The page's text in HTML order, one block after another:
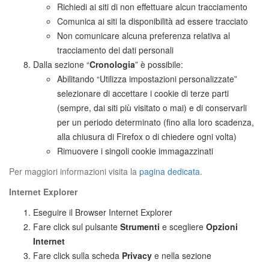
Richiedi ai siti di non effettuare alcun tracciamento
Comunica ai siti la disponibilità ad essere tracciato
Non comunicare alcuna preferenza relativa al
tracciamento dei dati personali
Dalla sezione “Cronologia” è possibile:
Abilitando “Utilizza impostazioni personalizzate”
selezionare di accettare i cookie di terze parti
(sempre, dai siti più visitato o mai) e di conservarli
per un periodo determinato (fino alla loro scadenza,
alla chiusura di Firefox o di chiedere ogni volta)
Rimuovere i singoli cookie immagazzinati
Per maggiori informazioni visita la pagina dedicata.
Internet Explorer
Eseguire il Browser Internet Explorer
Fare click sul pulsante Strumenti e scegliere Opzioni
Internet
Fare click sulla scheda Privacy e nella sezione